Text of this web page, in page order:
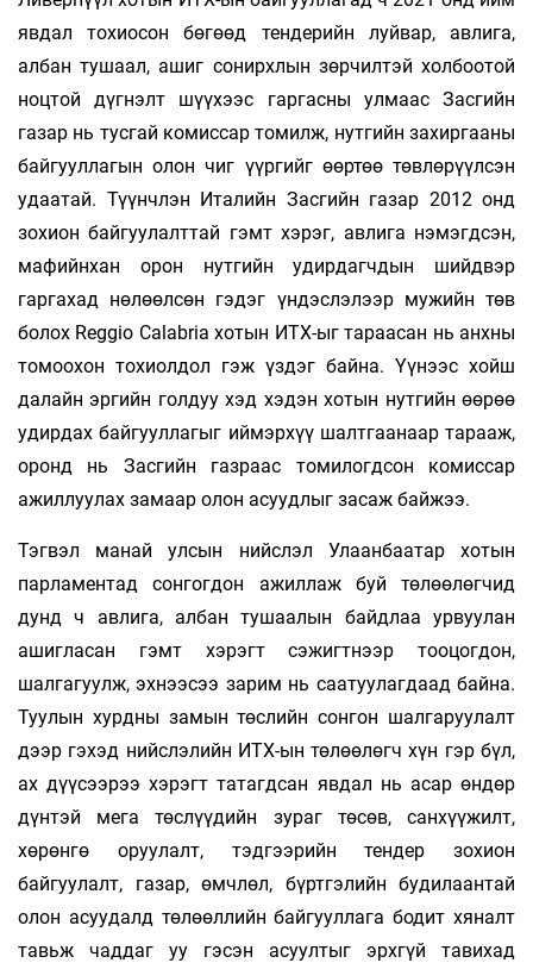
явдал тохиосон бөгөөд тендерийн луйвар, авлига,
албан тушаал, ашиг сонирхлын зөрчилтэй холбоотой
ноцтой дүгнэлт шүүхээс гаргасны улмаас Засгийн
газар нь тусгай комиссар томилж, нутгийн захиргааны
байгууллагын олон чиг үүргийг өөртөө төвлөрүүлсэн
удаатай. Түүнчлэн Италийн Засгийн газар 2012 онд
зохион байгуулалттай гэмт хэрэг, ав­лига нэмэгдсэн,
мафийнхан орон нутгийн удирдагчдын шийдвэр
гаргахад нөлөөлсөн гэдэг үндэслэлээр мужийн төв
болох Reggio Calabria хотын ИТХ-ыг тараасан нь анхны
томоохон тохиолдол гэж үздэг байна. Үүнээс хойш
далайн эргийн голдуу хэд хэдэн хотын нутгийн өөрөө
удирдах байгууллагыг иймэрхүү шалтгаанаар тарааж,
оронд нь Засгийн газраас томилогдсон комиссар
ажиллуулах замаар олон асуудлыг засаж байжээ.
Тэгвэл манай улсын нийслэл Улаанбаатар хотын
парламентад сонгогдон ажиллаж буй төлөөлөгчид
дунд ч авлига, албан тушаалын байдлаа урвуулан
ашигласан гэмт хэрэгт сэжигтнээр тооцогдон,
шалгагуулж, эхнээсээ зарим нь саатуулагдаад байна.
Туулын хурдны замын төслийн сонгон шалгаруулалт
дээр гэхэд нийслэлийн ИТХ-ын төлөөлөгч хүн гэр бүл,
ах дүүсээрээ хэрэгт татагдсан явдал нь асар өндөр
дүнтэй мега төслүүдийн зураг төсөв, санхүүжилт,
хөрөнгө оруулалт, тэдгээрийн тендер зохион
байгуулалт, газар, өмчлөл, бүртгэлийн будилаантай
олон асуудалд төлөөллийн байгууллага бодит хяналт
тавьж чаддаг уу гэсэн асуултыг эрхгүй тавихад